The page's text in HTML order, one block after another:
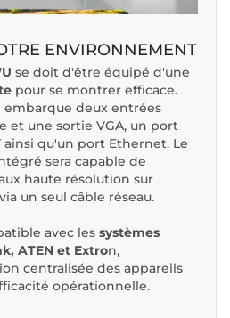
ENVIRONNEMENT
se doit d'être équipé d'une
pour se montrer efficace.
deux entrées
et une sortie VGA, un port
ainsi qu'un port Ethernet. Le
sera capable de
haute résolution sur
un seul câble réseau.
avec les systèmes
ATEN et Extron,
centralisée des appareils
opérationnelle.